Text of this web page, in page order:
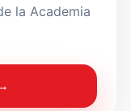
la Academia